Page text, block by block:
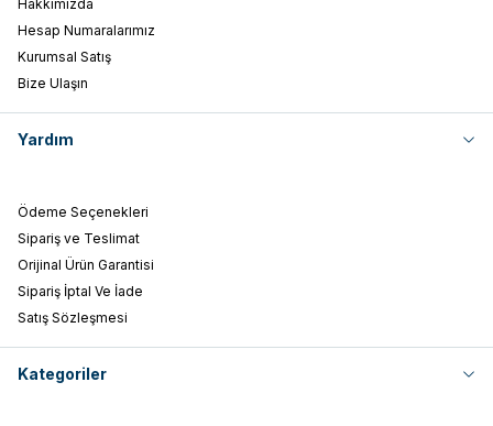
Hakkımızda
Hesap Numaralarımız
Kurumsal Satış
Bize Ulaşın
Yardım
Ödeme Seçenekleri
Sipariş ve Teslimat
Orijinal Ürün Garantisi
Sipariş İptal Ve İade
Satış Sözleşmesi
Kategoriler